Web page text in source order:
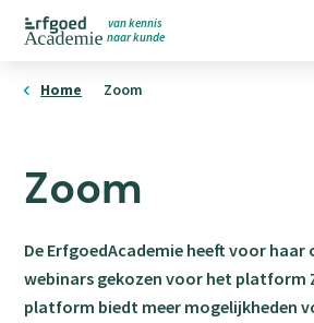
Overslaan
naar
gaan
homepage
van kennis
naar kunde
Home Zoom
Zoom
De ErfgoedAcademie heeft voor haar
webinars gekozen voor het platform
platform biedt meer mogelijkheden